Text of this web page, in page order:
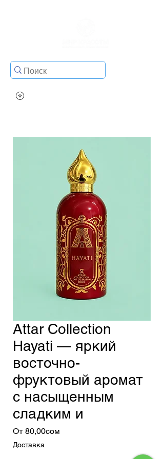
Attar Collection
Hayati — яркий
восточно-
фруктовый аромат
с насыщенным
сладким и
От 80,00сом
Доставка